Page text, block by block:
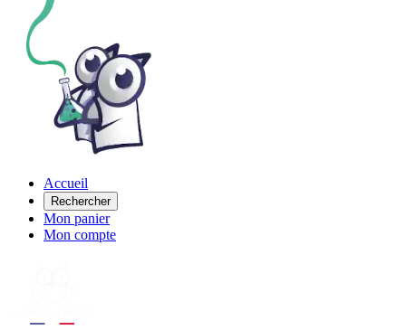
Accueil
Rechercher
Mon panier
Mon compte